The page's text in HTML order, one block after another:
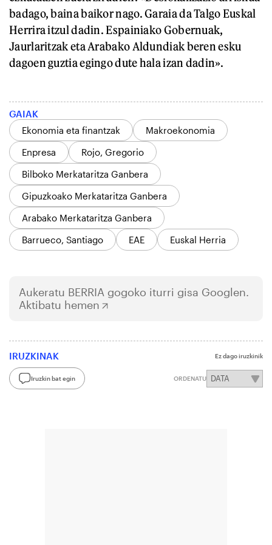
badago, baina baikor nago. Garaia da Talgo Euskal
Herrira itzul dadin. Espainiako Gobernuak,
Jaurlaritzak eta Arabako Aldundiak beren esku
dagoen guztia egingo dute hala izan dadin».
GAIAK
Ekonomia eta finantzak
Makroekonomia
Enpresa
Rojo, Gregorio
Bilboko Merkataritza Ganbera
Gipuzkoako Merkataritza Ganbera
Arabako Merkataritza Ganbera
Barrueco, Santiago
EAE Euskal Herria
Aukeratu BERRIA gogoko iturri gisa Googlen.
Aktibatu hemen
IRUZKINAK Ez dago iruzkinik
Iruzkin bat egin ORDENATU